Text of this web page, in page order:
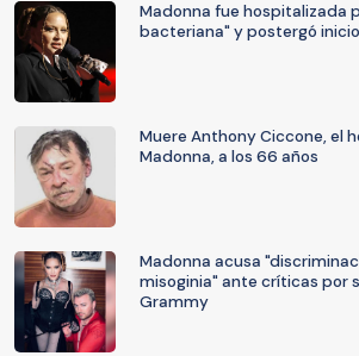
Madonna fue hospitalizada
bacteriana" y postergó
Muere Anthony Ciccone, el
Madonna, a los 66 años
Madonna acusa
misoginia" ante críticas por
Grammy